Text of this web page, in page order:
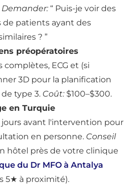
Demander:“ Puis-je voir des
de patients ayant des
? ”
préopératoires
complètes, ECG et (si
3D pour la planification
type 3. Coût:$100–$300.
en Turquie
jours avant l'intervention pour
en personne. Conseil
hôtel près de votre clinique
du Dr MFO à Antalya
5★ à proximité).